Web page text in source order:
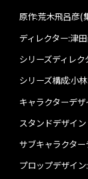
原作:荒木飛呂彦(
ディレクター:津
シリーズディレ
シリーズ構成:小
キャラクターデ
スタンドデザイ
サブキャラクタ
プロップデザイ